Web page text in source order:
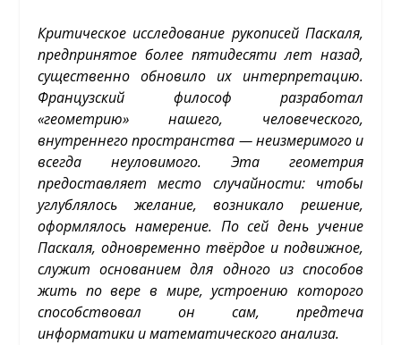
Критическое исследование рукописей Паскаля,
предпринятое более пятидесяти лет назад,
существенно обновило их интерпретацию.
Французский философ разработал
«геометрию» нашего, человеческого,
внутреннего пространства — неизмеримого и
всегда неуловимого. Эта геометрия
предоставляет место случайности: чтобы
углублялось желание, возникало решение,
оформлялось намерение. По сей день учение
Паскаля, одновременно твёрдое и подвижное,
служит основанием для одного из способов
жить по вере в мире, устроению которого
способствовал он сам, предтеча
информатики и математического анализа.